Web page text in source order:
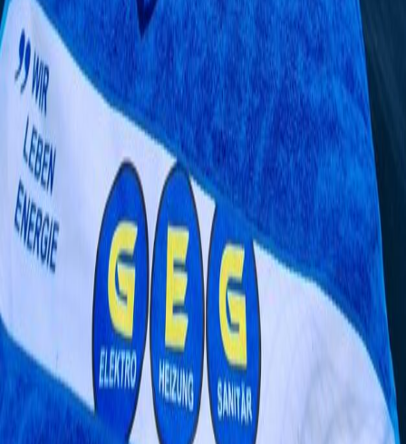
Mehr dazu
Videos
GEG – Wir leben Energie
Heizungstipp von Lehrling Muhammet
Wie gut kennst du den Lehrling: Christoph & Jakob
HKLS
Willkommen bei der GEG in Gmunden
3 Gründe für eine Lehre bei der GEG
This or That – Lehrlingsedition
Planer HKLS – Alexander Braunschmidt
Alle Videos ansehen